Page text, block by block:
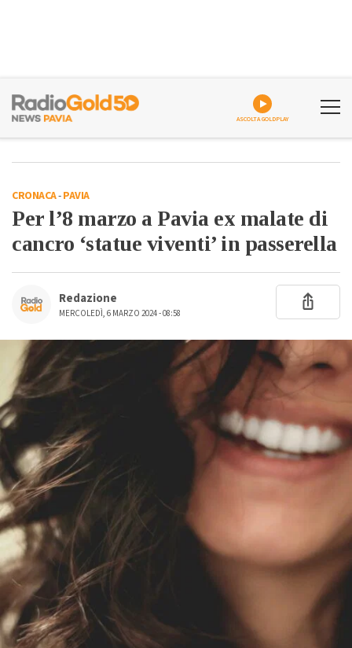
ASCOLTA GOLDPLAY
CRONACA-PAVIA
Per l’8 marzo a Pavia ex malate di
cancro ‘statue viventi’ in passerella
Redazione
MERCOLEDÌ, 6 MARZO 2024 - 08:58